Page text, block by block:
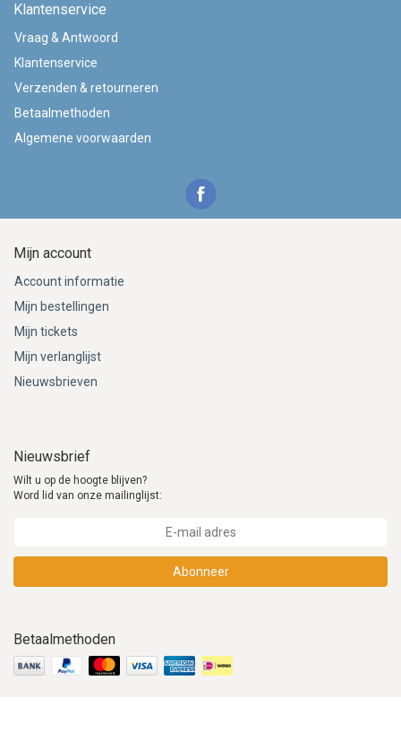
Klantenservice
Vraag & Antwoord
Klantenservice
Verzenden & retourneren
Betaalmethoden
Algemene voorwaarden
Mijn account
Account informatie
Mijn bestellingen
Mijn tickets
Mijn verlanglijst
Nieuwsbrieven
Nieuwsbrief
Wilt u op de hoogte blijven?
Word lid van onze mailinglijst:
Abonneer
Betaalmethoden